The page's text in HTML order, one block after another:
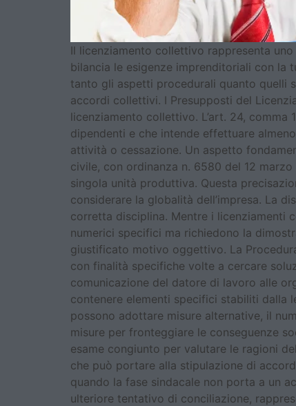
Il licenziamento collettivo rappresenta
bilancia le esigenze imprenditoriali con la
tanto gli aspetti procedurali quanto quelli
accordi collettivi. I Presupposti del
licenziamento collettivo. L’art. 24,
dipendenti e che intende effettuare
attività o cessazione. Un aspetto
civile, con ordinanza n. 6580 del 12
singola unità produttiva. Questa
considerare la globalità dell’impresa. La
corretta disciplina. Mentre i licenziamenti
numerici specifici ma richiedono la
giustificato motivo oggettivo. La
con finalità specifiche volte a cercare
comunicazione del datore di lavoro alle
contenere elementi specifici stabiliti dalla
possono adottare misure alternative, il
misure per fronteggiare le conseguenze
esame congiunto per valutare le ragioni
che può portare alla stipulazione di
quando la fase sindacale non porta a un
ulteriore tentativo di conciliazione,